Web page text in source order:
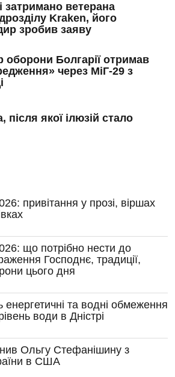
затримано ветерана
Kraken, його
зробив заяву
оборони Болгарії отримав
через МіГ-29 з
після якої ілюзій стало
привітання у прозі, віршах
що потрібно нести до
Господнє, традиції,
цього дня
та водні обмеження
води в Дністрі
Ольгу Стефанішину з
в США